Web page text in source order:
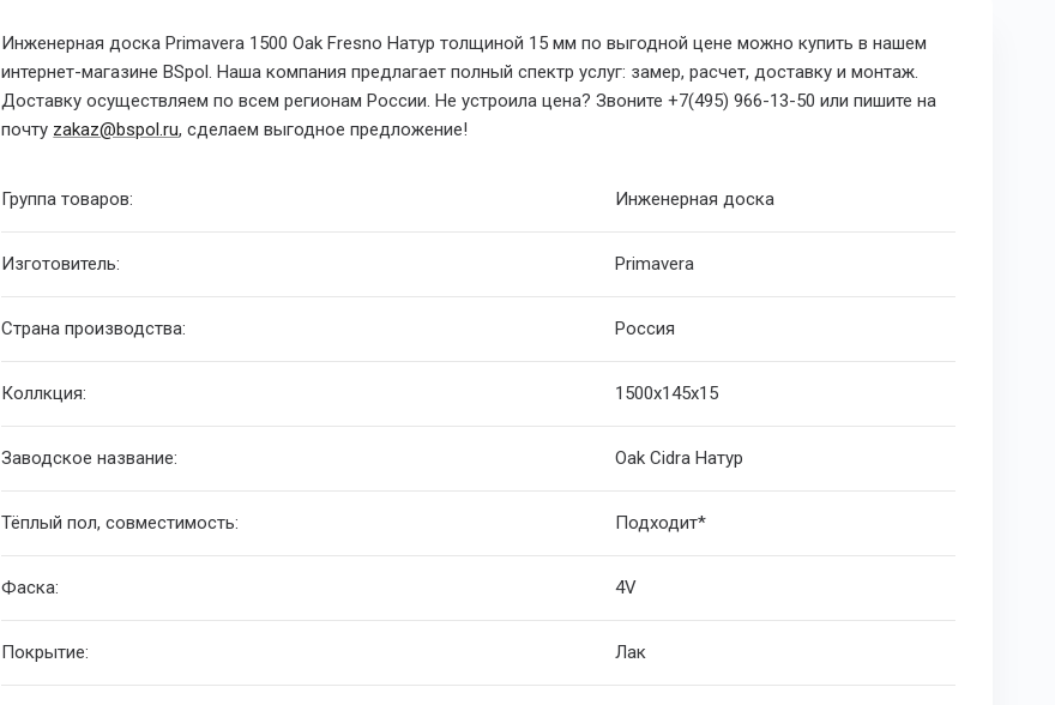
Инженерная доска Primavera 1500 Oak Fresno Натур толщиной 15 мм по выгодной цене можно купить в нашем
интернет-магазине BSpol. Наша компания предлагает полный спектр услуг: замер, расчет, доставку и монтаж.
Доставку осуществляем по всем регионам России. Не устроила цена? Звоните +7(495) 966-13-50 или пишите на
почту zakaz@bspol.ru, сделаем выгодное предложение!
Группа товаров: Инженерная доска
Изготовитель: Primavera
Страна производства: Россия
Коллкция: 1500x145x15
Заводское название: Oak Cidra Натур
Тёплый пол, совместимость: Подходит*
Фаска: 4V
Покрытие: Лак